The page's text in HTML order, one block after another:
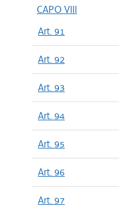
CAPO VIII
Art. 91
Art. 92
Art. 93
Art. 94
Art. 95
Art. 96
Art. 97